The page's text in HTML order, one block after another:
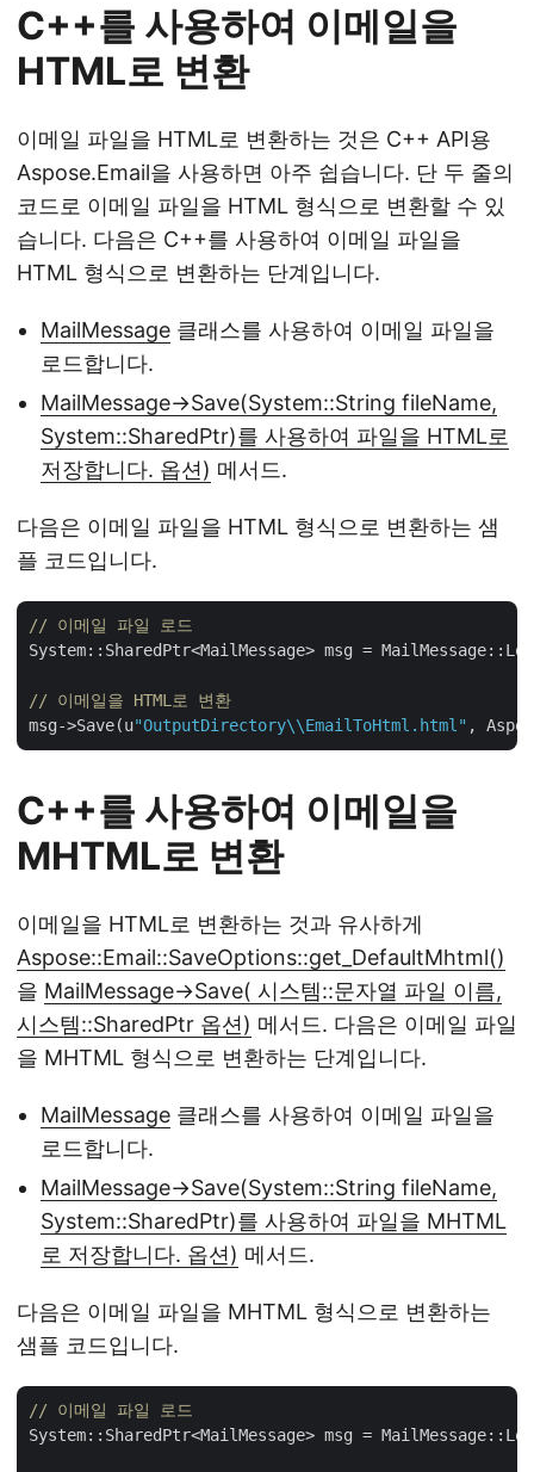
C++를 사용하여 이메일을
HTML로 변환
이메일 파일을 HTML로 변환하는 것은 C++ API용
Aspose.Email을 사용하면 아주 쉽습니다. 단 두 줄의
코드로 이메일 파일을 HTML 형식으로 변환할 수 있
습니다. 다음은 C++를 사용하여 이메일 파일을
HTML 형식으로 변환하는 단계입니다.
MailMessage 클래스를 사용하여 이메일 파일을
로드합니다.
MailMessage->Save(System::String fileName,
System::SharedPtr)를 사용하여 파일을 HTML로
저장합니다. 옵션) 메서드.
다음은 이메일 파일을 HTML 형식으로 변환하는 샘
플 코드입니다.
// 이메일 파일 로드
System::SharedPtr<MailMessage> msg =
// 이메일을 HTML로 변환
msg->Save(u"OutputDirectory\\EmailToHtml.html"
C++를 사용하여 이메일을
MHTML로 변환
이메일을 HTML로 변환하는 것과 유사하게
Aspose::Email::SaveOptions::get_DefaultMhtml()
을 MailMessage->Save( 시스템::문자열 파일 이름,
시스템::SharedPtr 옵션) 메서드. 다음은 이메일 파일
을 MHTML 형식으로 변환하는 단계입니다.
MailMessage 클래스를 사용하여 이메일 파일을
로드합니다.
MailMessage->Save(System::String fileName,
System::SharedPtr)를 사용하여 파일을 MHTML
로 저장합니다. 옵션) 메서드.
다음은 이메일 파일을 MHTML 형식으로 변환하는
샘플 코드입니다.
// 이메일 파일 로드
System::SharedPtr<MailMessage> msg =